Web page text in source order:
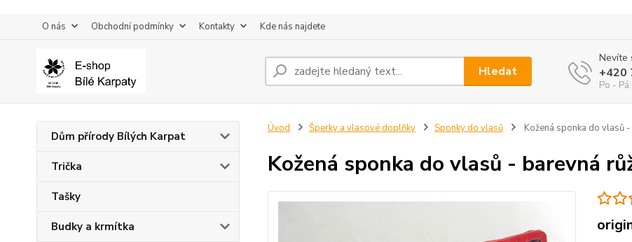
O nás Obchodní podmínky Kontakty Kde nás najdete
Hledat
Nevíte
+420
Po -
Dům přírody Bílých Karpat
Trička
Tašky
Budky a krmítka
Úvod Šperky a vlasové doplňky Sponky do vlasů Kožená sponka do vlasů
Kožená sponka do vlasů - barevná